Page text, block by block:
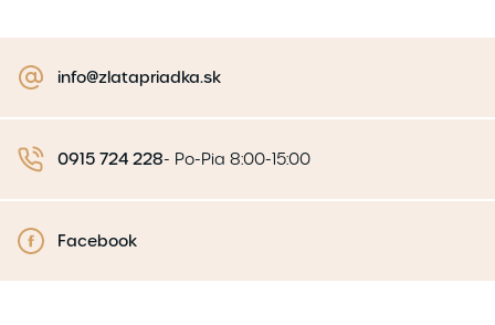
info@zlatapriadka.sk
0915 724 228- Po-Pia 8:00-15:00
Facebook